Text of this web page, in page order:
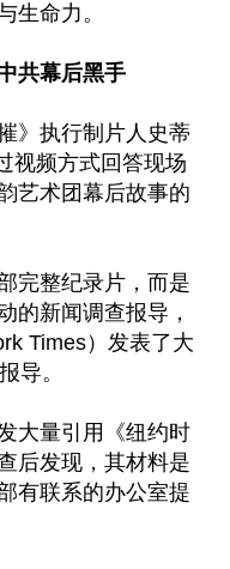
生命力。
共幕后黑手
》执行制片人史蒂
视频方式回答现场
艺术团幕后故事的
完整纪录片，而是
的新闻调查报导，
Times）发表了大
导。
大量引用《纽约时
后发现，其材料是
有联系的办公室提